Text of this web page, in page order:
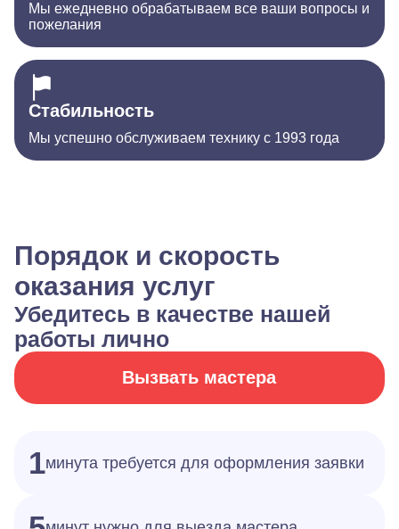
Мы ежедневно обрабатываем все ваши вопросы и
пожелания
Стабильность
Мы успешно обслуживаем технику с 1993 года
Порядок и скорость
оказания услуг
Убедитесь в качестве нашей
работы лично
Вызвать мастера
1минута требуется для оформления заявки